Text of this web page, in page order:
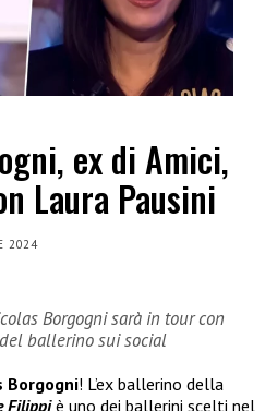
ex di Amici,
Laura Pausini
2024
Borgogni sarà in tour con
ballerino sui social
Borgogni! L’ex ballerino della
Filippiè uno dei ballerini scelti nel